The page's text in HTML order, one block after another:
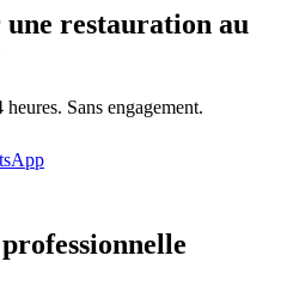
restauration au
Sans engagement.